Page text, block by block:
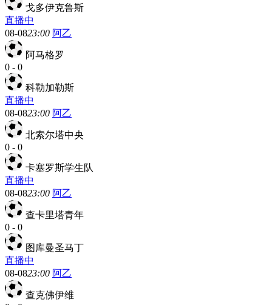
戈多伊克鲁斯
直播中
08-0823:00 阿乙
阿马格罗
0 - 0
科勒加勒斯
直播中
08-0823:00 阿乙
北索尔塔中央
0 - 0
卡塞罗斯学生队
直播中
08-0823:00 阿乙
查卡里塔青年
0 - 0
图库曼圣马丁
直播中
08-0823:00 阿乙
查克佛伊维